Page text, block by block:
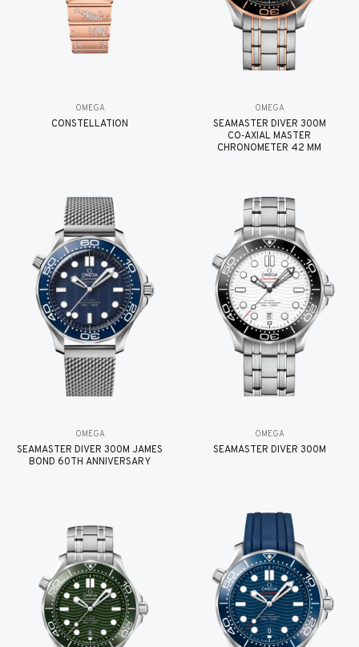
OMEGA
CONSTELLATION
OMEGA
SEAMASTER DIVER 300M
CO‑AXIAL MASTER
CHRONOMETER 42 MM
OMEGA
SEAMASTER DIVER 300M JAMES
BOND 60TH ANNIVERSARY
OMEGA
SEAMASTER DIVER 300M